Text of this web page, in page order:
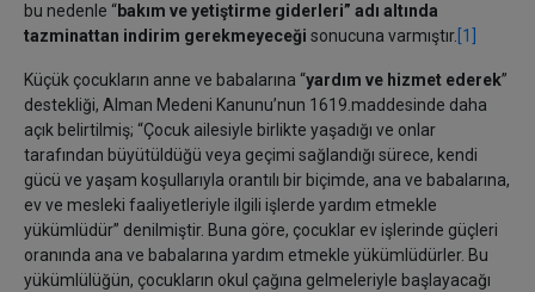
bu nedenle “bakım ve yetiştirme giderleri” adı altında
tazminattan indirim gerekmeyeceği sonucuna varmıştır. [1]
Küçük çocukların anne ve babalarına “yardım ve hizmet ederek”
destekliği, Alman Medeni Kanunu’nun 1619.maddesinde daha
açık belirtilmiş; “Çocuk ailesiyle birlikte yaşadığı ve onlar
tarafından büyütüldüğü veya geçimi sağlandığı sürece, kendi
gücü ve yaşam koşullarıyla orantılı bir biçimde, ana ve babalarına,
ev ve mesleki faaliyetleriyle ilgili işlerde yardım etmekle
yükümlüdür” denilmiştir. Buna göre, çocuklar ev işlerinde güçleri
oranında ana ve babalarına yardım etmekle yükümlüdürler. Bu
yükümlülüğün, çocukların okul çağına gelmeleriyle başlayacağı